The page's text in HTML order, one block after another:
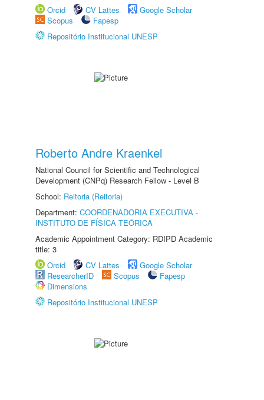
Orcid
CV Lattes
Google Scholar
Scopus
Fapesp
Repositório Institucional UNESP
Roberto Andre Kraenkel
National Council for Scientific and Technological
Development (CNPq) Research Fellow - Level B
School: Reitoria (Reitoria)
Department: COORDENADORIA EXECUTIVA -
INSTITUTO DE FÍSICA TEÓRICA
Academic Appointment Category: RDIPD Academic
title: 3
Orcid
CV Lattes
Google Scholar
ResearcherID
Scopus
Fapesp
Dimensions
Repositório Institucional UNESP